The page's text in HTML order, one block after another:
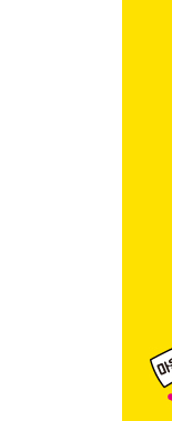
5장
부자
목용
비례
상덕
수신
의사